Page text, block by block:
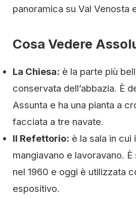
panoramica su Val Venosta
Cosa Vedere
La Chiesa: è la parte più
conservata dell’abbazia. È
Assunta e ha una pianta a
facciata a tre navate.
Il Refettorio: è la sala in cui
mangiavano e lavoravano.
nel 1960 e oggi è utilizzata
espositivo.